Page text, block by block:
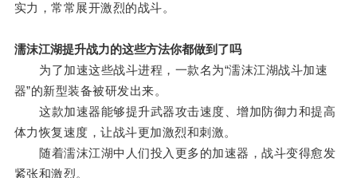
实力，常常展开激烈的战斗。
濡沫江湖提升战力的这些方法你都做到了吗
为了加速这些战斗进程，一款名为“濡沫江湖战斗加速
器”的新型装备被研发出来。
这款加速器能够提升武器攻击速度、增加防御力和提高
体力恢复速度，让战斗更加激烈和刺激。
随着濡沫江湖中人们投入更多的加速器，战斗变得愈发
紧张和激烈。